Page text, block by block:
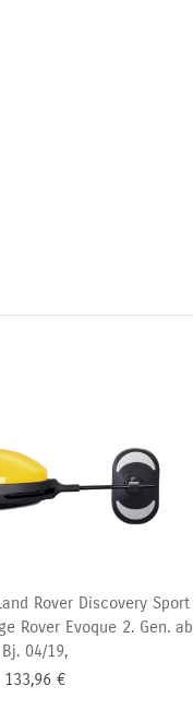
Rover Discovery Sport
Rover Evoque 2. Gen. ab
Bj. 04/19,
133,96 €